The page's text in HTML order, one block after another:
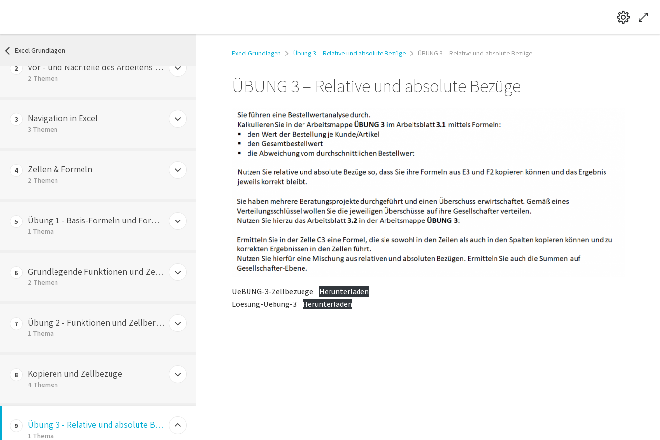
Excel Grundlagen
Was sind Tabellenkalkulationen?
Bsp: Materialbedarfsrechnung
Bsp: Betriebsabrechnungsbogen
2 Vor - und Nachteile des Arbeitens mit Excel
2 Themen
Nachteile der Arbeit mit Excel
3 Navigation in Excel
3 Themen
Navigation innerhalb der Arbeitsmappe
4 Zellen & Formeln
2 Themen
Grundlegende Rechenoperationen
5 Übung 1 - Basis-Formeln und Formate
1 Thema
6
Grundlegende Funktionen und Zellbereiche
2 Themen
Zellbereiche
7 Übung 2 - Funktionen und Zellbereiche
1 Thema
8
Kopieren und Zellbezüge
4 Themen
Kopieren von Formeln
9 Übung 3 - Relative und absolute Bezüge
1 Thema
Excel Grundlagen Übung 3 – Relative und absolute Bezüge ÜBUNG 3 – Relative und absolute Bezüge
ÜBUNG 3 – Relative und absolute Bezüge
UeBUNG-3-Zellbezuege
Herunterladen
Loesung-Uebung-3
Herunterladen